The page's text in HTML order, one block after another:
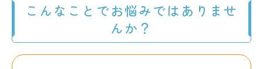
こんなことでお悩みではありませ
んか？